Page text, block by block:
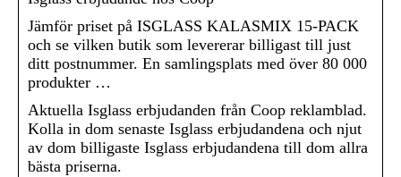
Jämför priset på ISGLASS KALASMIX 15-PACK
och se vilken butik som levererar billigast till just
ditt postnummer. En samlingsplats med över 80 000
produkter …
Aktuella Isglass erbjudanden från Coop reklamblad.
Kolla in dom senaste Isglass erbjudandena och njut
av dom billigaste Isglass erbjudandena till dom allra
bästa priserna.